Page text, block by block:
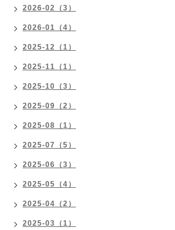
2026-02（3）
2026-01（4）
2025-12（1）
2025-11（1）
2025-10（3）
2025-09（2）
2025-08（1）
2025-07（5）
2025-06（3）
2025-05（4）
2025-04（2）
2025-03（1）